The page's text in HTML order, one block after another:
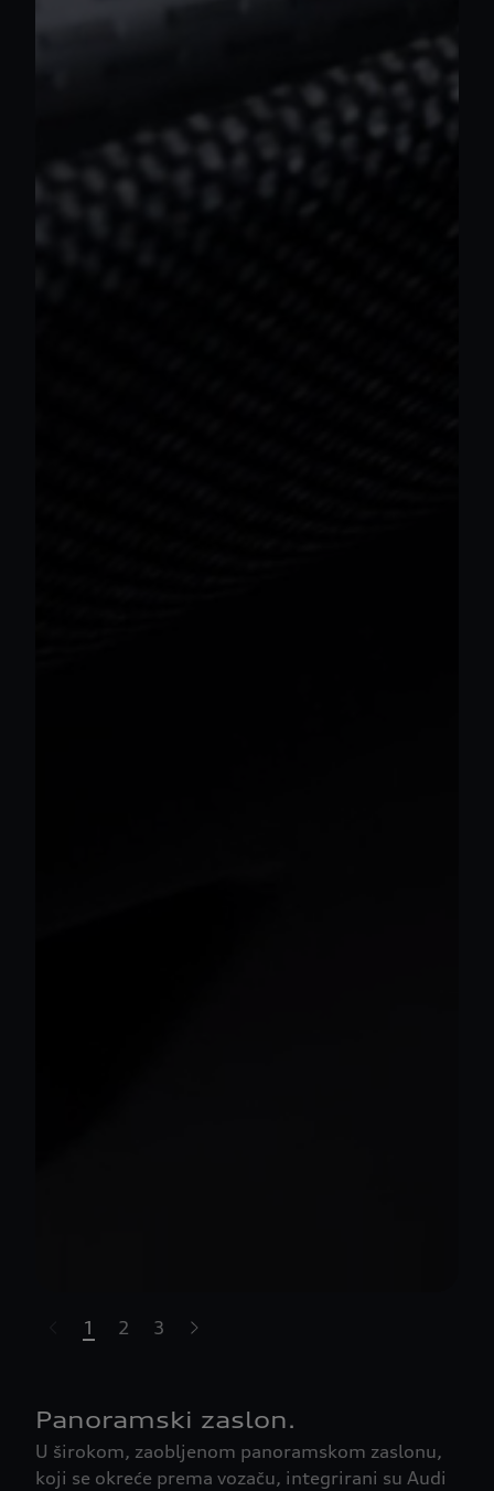
highlights.skipLinkText__
1 2 3
Panoramski zaslon.
U širokom, zaobljenom panoramskom zaslonu,
koji se okreće prema vozaču, integrirani su Audi